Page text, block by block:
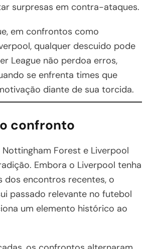
surpresas em contra-ataques.
em confrontos como
qualquer descuido pode
League não perdoa erros,
se enfrenta times que
diante de sua torcida.
confronto
Forest e Liverpool
Embora o Liverpool tenha
dos encontros recentes, o
passado relevante no futebol
um elemento histórico ao